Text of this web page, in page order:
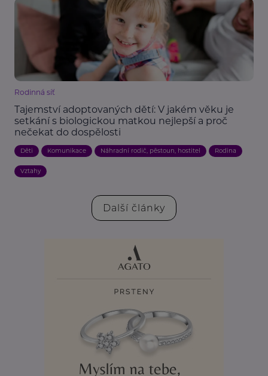
Rodinná síť
Tajemství adoptovaných dětí: V jakém věku je
setkání s biologickou matkou nejlepší a proč
nečekat do dospělosti
Děti Komunikace Náhradní rodič, pěstoun, hostitel Rodina
Vztahy
Další články